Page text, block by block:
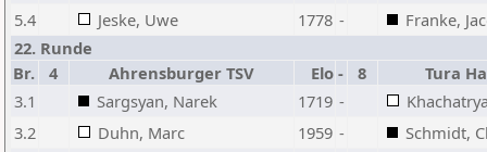
5.4
Jeske, Uwe 1778 -
Franke,
22. Runde
Br.
4 Ahrensburger TSV Elo - 8
Tura
3.1
Sargsyan, Narek 1719 -
3.2
Duhn, Marc 1959 -
Schmidt,